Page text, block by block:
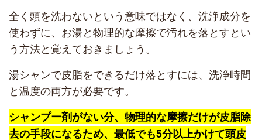
全く頭を洗わないという意味ではなく、洗浄成分を
使わずに、お湯と物理的な摩擦で汚れを落とすとい
う方法と覚えておきましょう。
湯シャンで皮脂をできるだけ落とすには、洗浄時間
と温度の両方が必要です。
シャンプー剤がない分、物理的な摩擦だけが皮脂除
去の手段になるため、最低でも5分以上かけて頭皮